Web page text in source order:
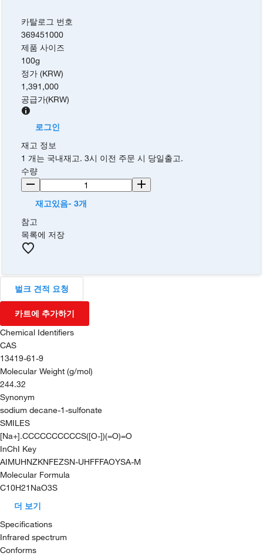
카탈로그 번호
369451000
제품 사이즈
100g
정가 (KRW)
1,391,000
공급가(KRW)
로그인
재고 정보
1 개는 국내재고. 3시 이전 주문 시 당일출고.
수량
재고있음- 3개
참고
목록에 저장
벌크 견적 요청
카트에 추가하기
Chemical Identifiers
CAS
13419-61-9
Molecular Weight (g/mol)
244.32
Synonym
sodium decane-1-sulfonate
SMILES
[Na+].CCCCCCCCCCS([O-])(=O)=O
InChI Key
AIMUHNZKNFEZSN-UHFFFAOYSA-M
Molecular Formula
C10H21NaO3S
더 보기
Specifications
Infrared spectrum
Conforms